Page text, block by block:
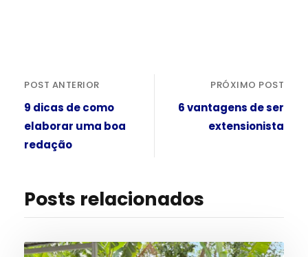
POST ANTERIOR
9 dicas de como
elaborar uma boa
redação
PRÓXIMO POST
6 vantagens de ser
extensionista
Posts relacionados